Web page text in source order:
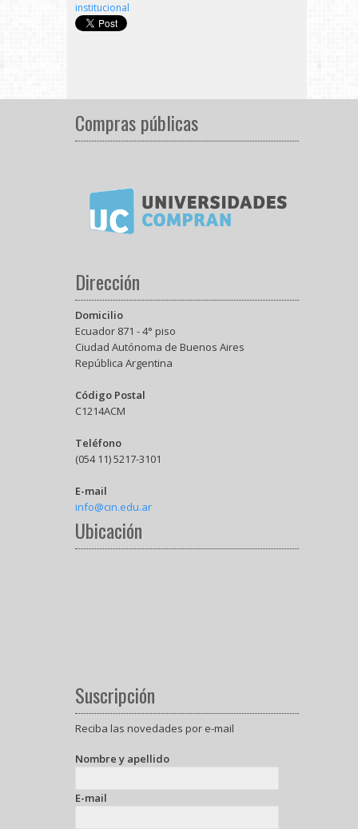
institucional
Compras públicas
Dirección
Domicilio
Ecuador 871 - 4° piso
Ciudad Autónoma de Buenos Aires
República Argentina
Código Postal
C1214ACM
Teléfono
(054 11) 5217-3101
E-mail
info@cin.edu.ar
Ubicación
Suscripción
Reciba las novedades por e-mail
Nombre y apellido
E-mail